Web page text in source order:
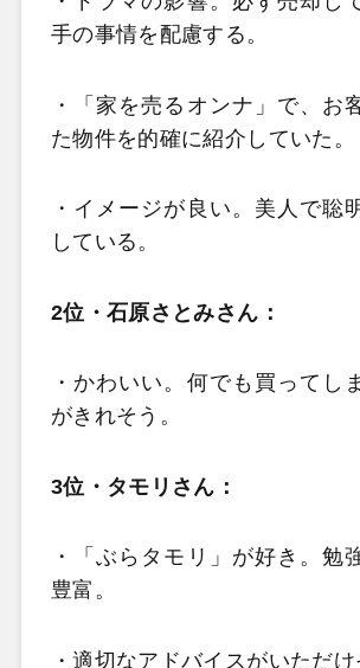
手の事情を配慮する。
・「家を売るオンナ」で、お
た物件を的確に紹介していた。
・イメージが良い。美人で聡
している。
2位・石原さとみさん：
・かわいい。何でも買ってし
がきれそう。
3位・タモリさん ：
・「ぶらタモリ」が好き。勉
豊富。
・適切なアドバイスがいただけ